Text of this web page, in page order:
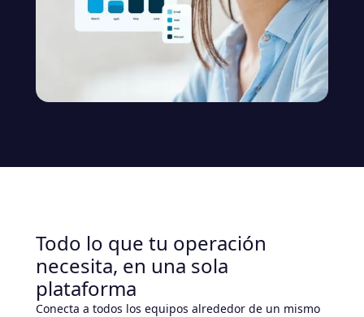
Todo lo que tu operación
necesita, en una sola
plataforma
Conecta a todos los equipos alrededor de un mismo